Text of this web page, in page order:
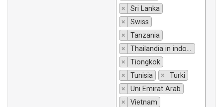
×
Sri Lanka
×
Swiss
×
Tanzania
×
Thailandia in indonesiano si traduce "Thailandia".
×
Tiongkok
×
Tunisia ×
Turki
×
Uni Emirat Arab
×
Vietnam